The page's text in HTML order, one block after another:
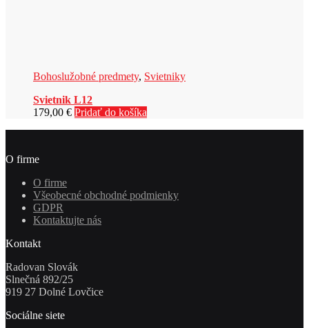
Bohoslužobné predmety, Svietniky
Svietnik L12
179,00 € Pridať do košíka
O firme
O firme
Všeobecné obchodné podmienky
GDPR
Kontaktujte nás
Kontakt
Radovan Slovák
Slnečná 892/25
919 27 Dolné Lovčice
Sociálne siete